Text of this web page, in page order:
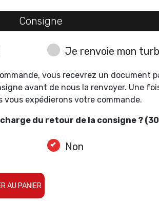
Consigne
Je renvoie mon
vous recevrez un document
avant de nous la renvoyer. Une
expédierons votre commande.
du retour de la consigne ?
Non
AU PANIER